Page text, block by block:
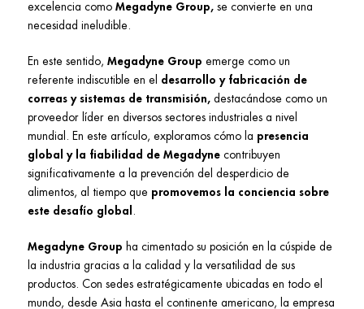
excelencia como Megadyne Group, se convierte en una
necesidad ineludible.
En este sentido, Megadyne Group emerge como un
referente indiscutible en el desarrollo y fabricación de
correas y sistemas de transmisión, destacándose como un
proveedor líder en diversos sectores industriales a nivel
mundial. En este artículo, exploramos cómo la presencia
global y la fiabilidad de Megadyne contribuyen
significativamente a la prevención del desperdicio de
alimentos, al tiempo que promovemos la conciencia sobre
este desafío global
Megadyne Group ha cimentado su posición en la cúspide de
la industria gracias a la calidad y la versatilidad de sus
productos. Con sedes estratégicamente ubicadas en todo el
mundo, desde Asia hasta el continente americano, la empresa